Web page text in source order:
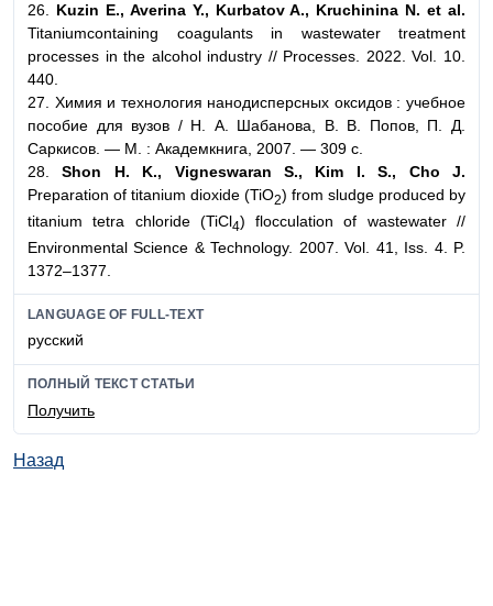
26. Kuzin E., Averina Y., Kurbatov A., Kruchinina N. et al.
Titaniumcontaining coagulants in wastewater treatment
processes in the alcohol industry // Processes. 2022. Vol. 10.
440.
27. Химия и технология нанодисперсных оксидов : учебное
пособие для вузов / Н. А. Шабанова, В. В. Попов, П. Д.
Саркисов. — М. : Академкнига, 2007. — 309 с.
28.Shon H. K., Vigneswaran S., Kim I. S., Cho J.
Preparation of titanium dioxide (TiO2) from sludge produced by
titanium tetra chloride (TiCl4) flocculation of wastewater //
Environmental Science & Technology. 2007. Vol. 41, Iss. 4. P.
1372–1377.
LANGUAGE OF FULL-TEXT
русский
ПОЛНЫЙ ТЕКСТ СТАТЬИ
Получить
Назад